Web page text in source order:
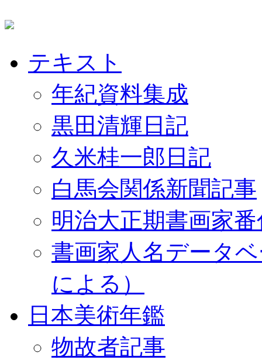
テキスト
年紀資料集成
黒田清輝日記
久米桂一郎日記
白馬会関係新聞記事
明治大正期書画家
書画家人名データ
による）
日本美術年鑑
物故者記事